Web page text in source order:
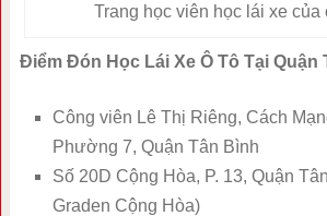
Trang học viên học lái xe của
Điểm Đón Học Lái Xe Ô Tô Tại Quận
Công viên Lê Thị Riêng, Cách
Phường 7, Quận Tân Bình
Số 20D Cộng Hòa, P. 13, Quận
Graden Cộng Hòa)